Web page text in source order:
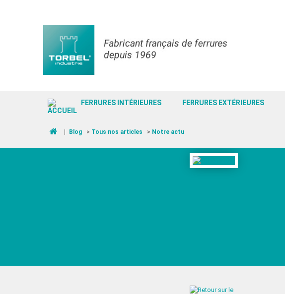
FERRURES INTÉRIEURES FERRURES EXTÉRIEURES
Blog > Tous nos articles > Notre actu